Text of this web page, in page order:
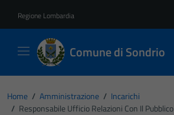
Regione Lombardia
Comune di Sondrio
Home / Amministrazione / Incarichi
/ Responsabile Ufficio Relazioni Con Il Pubblico